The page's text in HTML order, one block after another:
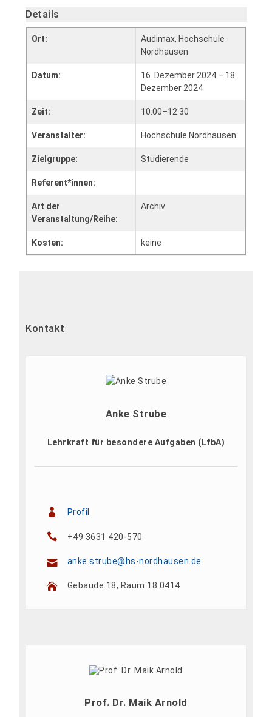
Details
Ort:
Audimax, Hochschule
Nordhausen
Datum:
16. Dezember 2024 – 18.
Dezember 2024
Zeit: 10:00–12:30
Veranstalter: Hochschule Nordhausen
Zielgruppe: Studierende
Referent*innen:
Art der
Veranstaltung/Reihe:
Archiv
Kosten: keine
Kontakt
Anke Strube
Lehrkraft für besondere Aufgaben (LfbA)
Profil
+49 3631 420-570
anke.strube@hs-nordhausen.de
Gebäude 18, Raum 18.0414
Prof. Dr. Maik Arnold